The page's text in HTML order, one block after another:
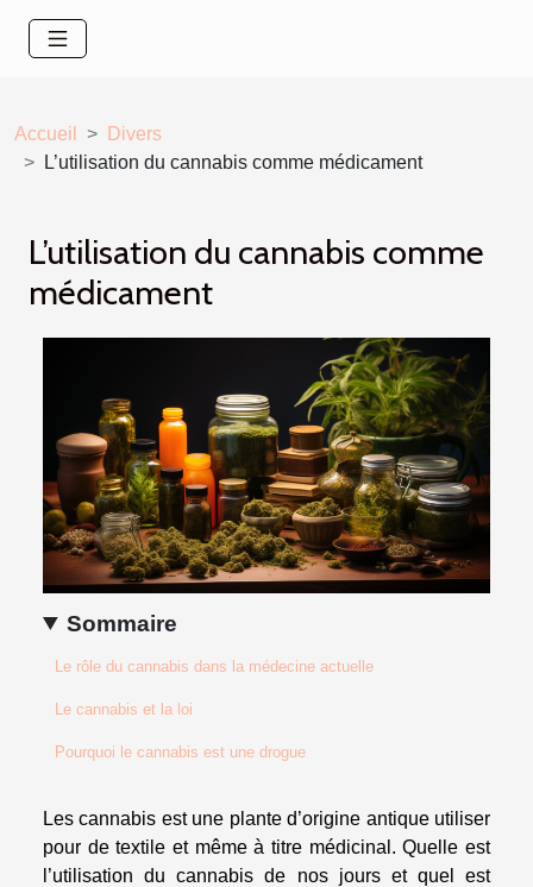
Accueil
Divers
L’utilisation du cannabis comme médicament
L’utilisation du cannabis comme
médicament
Sommaire
Le rôle du cannabis dans la médecine actuelle
Le cannabis et la loi
Pourquoi le cannabis est une drogue
Les cannabis est une plante d’origine antique utiliser
pour de textile et même à titre médicinal. Quelle est
l’utilisation du cannabis de nos jours et quel est